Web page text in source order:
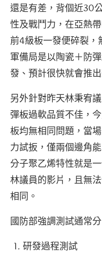
還是有差，背個近30
性及戰鬥力，在亞熱
前4級板一發便碎裂
軍備局是以陶瓷＋防
發、預計很快就會推
另外針對昨天林秉宥
彈板過軟品質不佳，
板均無相同問題，當
力試扳，僅兩個邊角
分子聚乙烯特性就是
林議員的影片，且無
相同。
國防部強調測試通常分
研發過程測試